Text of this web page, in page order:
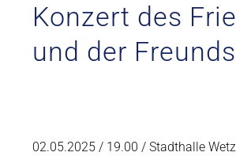
Konzert des
und der
02.05.2025 / 19.00 / Stadthalle